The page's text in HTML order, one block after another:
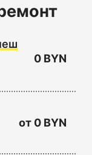
0 BYN
от 0 BYN